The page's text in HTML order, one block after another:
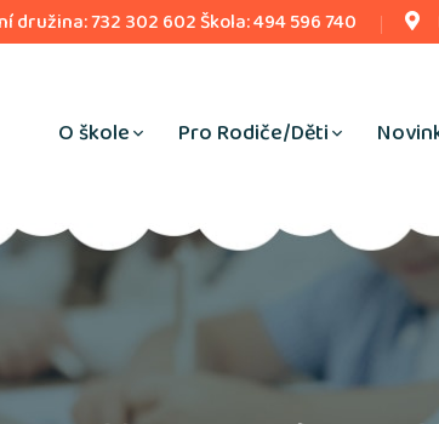
družina: 732 302 602 Škola: 494 596 740
O škole Pro Rodiče/Děti